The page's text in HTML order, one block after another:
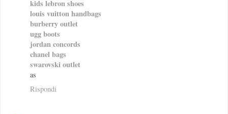
kids lebron shoes
louis vuitton handbags
burberry outlet
ugg boots
jordan concords
chanel bags
swarovski outlet
as
Rispondi